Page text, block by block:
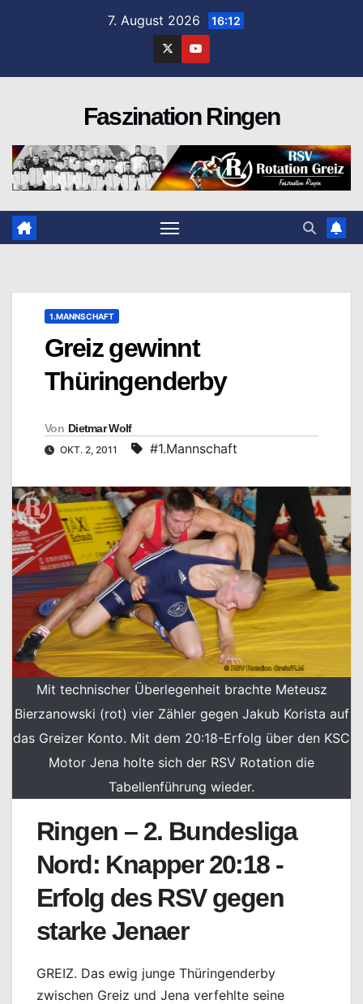
7. August 2026 16:12
Faszination Ringen
1.MANNSCHAFT
Greiz gewinnt
Thüringenderby
Von Dietmar Wolf
OKT. 2, 2011 #1.Mannschaft
Mit technischer Überlegenheit brachte Meteusz
Bierzanowski (rot) vier Zähler gegen Jakub Korista auf
das Greizer Konto. Mit dem 20:18-Erfolg über den KSC
Motor Jena holte sich der RSV Rotation die
Tabellenführung wieder.
Ringen – 2. Bundesliga
Nord: Knapper 20:18 -
Erfolg des RSV gegen
starke Jenaer
GREIZ. Das ewig junge Thüringenderby
zwischen Greiz und Jena verfehlte seine